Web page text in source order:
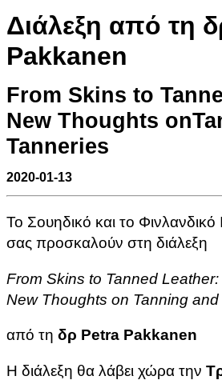
Διάλεξη από τη
Pakkanen
From Skins to
New Thoughts
Tanneries
2020-01-13
Το Σουηδικό και το Φινλανδικό
σας προσκαλούν στη διάλεξη
From Skins to Tanned Leather:
New Thoughts on Tanning and
από τη δρ Petra Pakkanen
Η διάλεξη θα λάβει χώρα την